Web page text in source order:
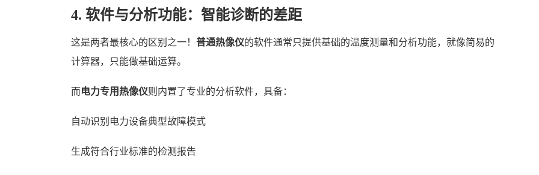
4. 软件与分析功能：智能诊断的差距
这是两者最核心的区别之一！ 普通热像仪的软件通常只提供基础的温度测量和分析功能，就像简易的
计算器，只能做基础运算。
而电力专用热像仪则内置了专业的分析软件，具备：
自动识别电力设备典型故障模式
生成符合行业标准的检测报告